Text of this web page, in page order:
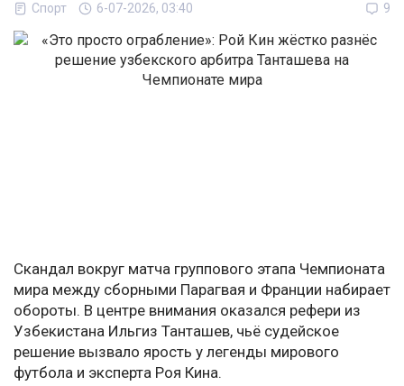
Спорт 6-07-2026, 03:40 9
Скандал вокруг матча группового этапа Чемпионата
мира между сборными Парагвая и Франции набирает
обороты. В центре внимания оказался рефери из
Узбекистана Ильгиз Танташев, чьё судейское
решение вызвало ярость у легенды мирового
футбола и эксперта Роя Кина.